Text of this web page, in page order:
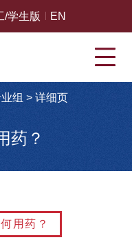
/学生版 EN
组 > 详细页
药？
用药？